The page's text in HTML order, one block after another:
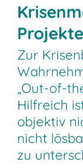
Zur
„Out-of-
Hilfreich
objektiv
nicht
zu